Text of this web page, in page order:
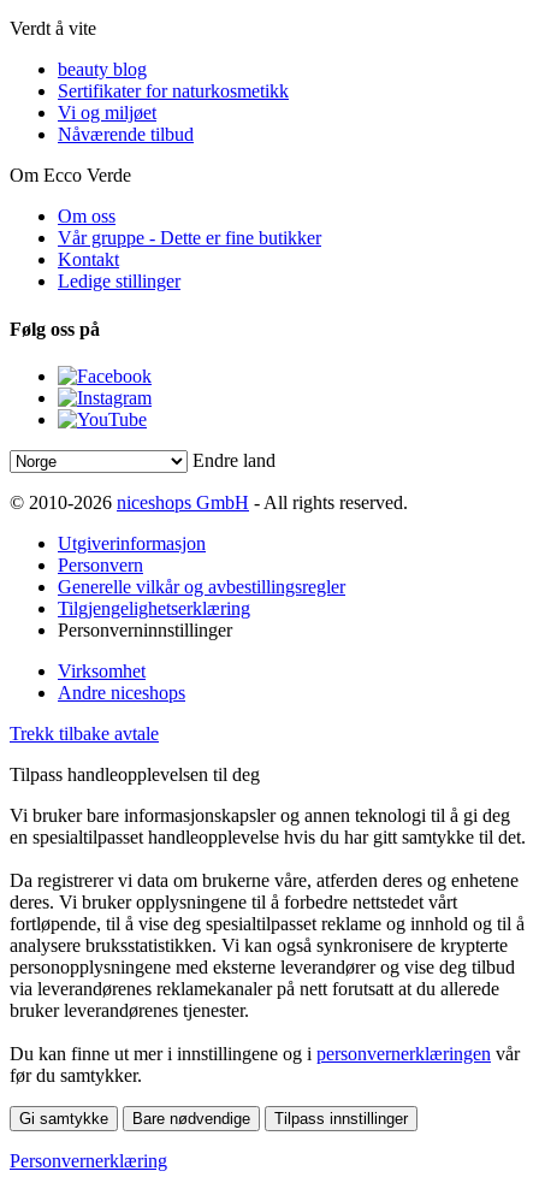
Verdt å vite
beauty blog
Sertifikater for naturkosmetikk
Vi og miljøet
Nåværende tilbud
Om Ecco Verde
Om oss
Vår gruppe - Dette er fine butikker
Kontakt
Ledige stillinger
Følg oss på
Endre land
© 2010-2026 niceshops GmbH - All rights reserved.
Utgiverinformasjon
Personvern
Generelle vilkår og avbestillingsregler
Tilgjengelighetserklæring
Personverninnstillinger
Virksomhet
Andre niceshops
Trekk tilbake avtale
Tilpass handleopplevelsen til deg
Vi bruker bare informasjonskapsler og annen teknologi til å gi deg
en spesialtilpasset handleopplevelse hvis du har gitt samtykke til det.
Da registrerer vi data om brukerne våre, atferden deres og enhetene
deres. Vi bruker opplysningene til å forbedre nettstedet vårt
fortløpende, til å vise deg spesialtilpasset reklame og innhold og til å
analysere bruksstatistikken. Vi kan også synkronisere de krypterte
personopplysningene med eksterne leverandører og vise deg tilbud
via leverandørenes reklamekanaler på nett forutsatt at du allerede
bruker leverandørenes tjenester.
Du kan finne ut mer i innstillingene og i personvernerklæringen vår
før du samtykker.
Gi samtykke Bare nødvendige Tilpass innstillinger
Personvernerklæring